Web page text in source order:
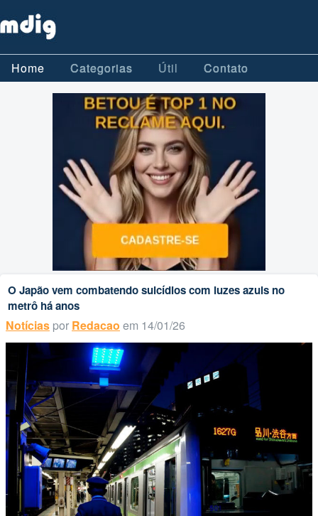
Home Categorias Útil Contato
O Japão vem combatendo suicídios com luzes azuis no
metrô há anos
Notícias por Redacao em 14/01/26